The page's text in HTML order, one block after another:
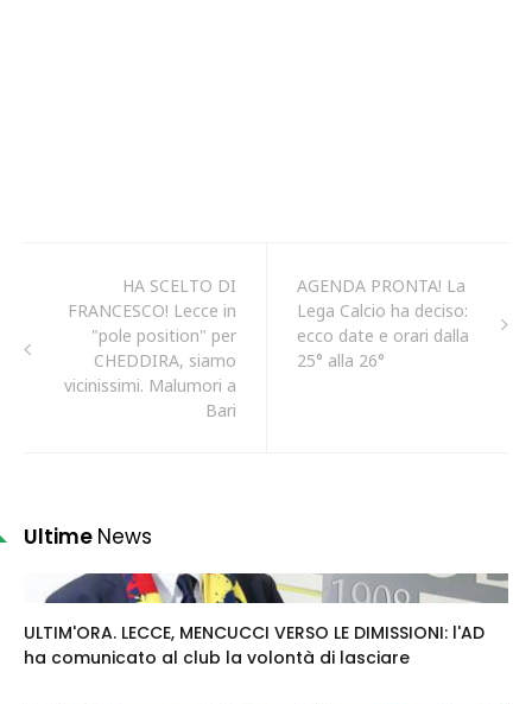
HA SCELTO DI
FRANCESCO! Lecce in
"pole position" per
CHEDDIRA, siamo
vicinissimi. Malumori a
Bari
AGENDA PRONTA! La
Lega Calcio ha deciso:
ecco date e orari dalla
25° alla 26°
Ultime News
ULTIM'ORA. LECCE, MENCUCCI VERSO LE DIMISSIONI: l'AD
ha comunicato al club la volontà di lasciare